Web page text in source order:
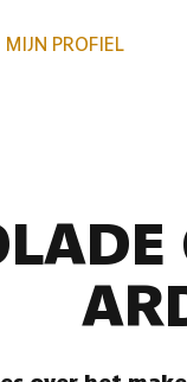
MIJN PROFIEL